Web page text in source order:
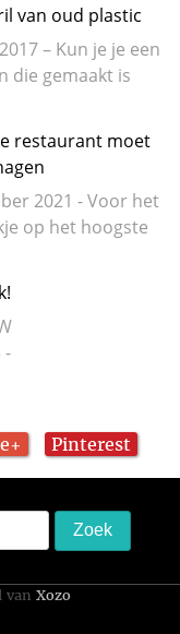
van oud plastic
– Kun je je een
die gemaakt is
restaurant moet
2021 - Voor het
op het hoogste
-
Pinterest
vanXozo